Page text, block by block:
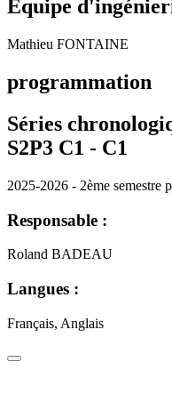
Equipe
Mathieu FONTAINE
programmation
Séries
S2P3 C1 - C1
2025-2026 - 2ème semestre
Responsable :
Roland BADEAU
Langues :
Français, Anglais